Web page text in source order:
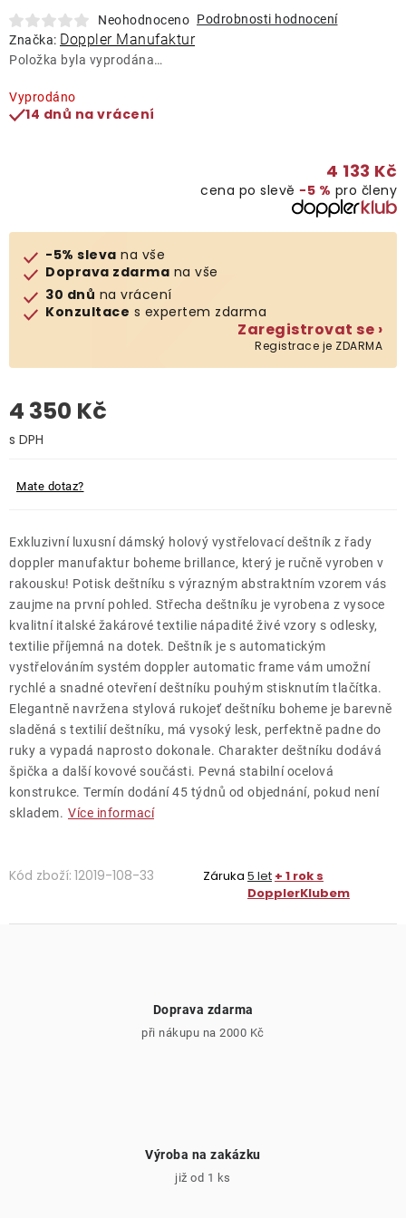
Doplňky
Deštníky
Prodávané značky
O nás
Kontakty
Neohodnoceno Podrobnosti hodnocení
Značka: Doppler Manufaktur
Položka byla vyprodána…
Vyprodáno
14 dnů na vrácení
4 133 Kč
cena po slevě −5 % pro členy
-5% sleva na vše
Doprava zdarma na vše
30 dnů na vrácení
Konzultace s expertem zdarma
Zaregistrovat se ›
Registrace je ZDARMA
4 350 Kč
Mate dotaz?
Exkluzivní luxusní dámský holový vystřelovací deštník z řady
doppler manufaktur boheme brillance, který je ručně vyroben v
rakousku! Potisk deštníku s výrazným abstraktním vzorem vás
zaujme na první pohled. Střecha deštníku je vyrobena z vysoce
kvalitní italské žakárové textilie nápadité živé vzory s odlesky,
textilie příjemná na dotek. Deštník je s automatickým
vystřelováním systém doppler automatic frame vám umožní
rychlé a snadné otevření deštníku pouhým stisknutím tlačítka.
Elegantně navržena stylová rukojeť deštníku boheme je barevně
sladěná s textilií deštníku, má vysoký lesk, perfektně padne do
ruky a vypadá naprosto dokonale. Charakter deštníku dodává
špička a další kovové součásti. Pevná stabilní ocelová
konstrukce. Termín dodání 45 týdnů od objednání, pokud není
skladem. Více informací
Kód zboží: 12019-108-33 Záruka 5 let + 1 rok s
DopplerKlubem
Doprava zdarma
při nákupu na 2000 Kč
Výroba na zakázku
již od 1 ks